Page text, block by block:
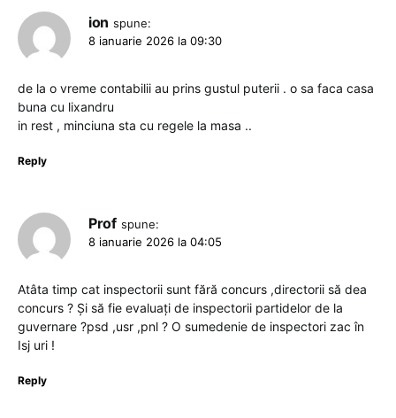
ion spune:
8 ianuarie 2026 la 09:30
de la o vreme contabilii au prins gustul puterii . o sa faca casa
buna cu lixandru
in rest , minciuna sta cu regele la masa ..
Reply
Prof spune:
8 ianuarie 2026 la 04:05
Atâta timp cat inspectorii sunt fără concurs ,directorii să dea
concurs ? Și să fie evaluați de inspectorii partidelor de la
guvernare ?psd ,usr ,pnl ? O sumedenie de inspectori zac în
Isj uri !
Reply